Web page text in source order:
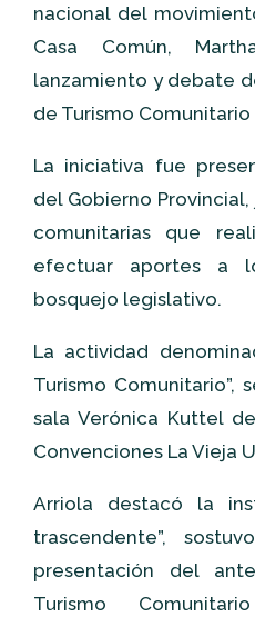
nacional del
Casa Común,
lanzamiento y debate
de Turismo Comunitario
La iniciativa fue
del Gobierno
comunitarias que
efectuar aportes a
bosquejo legislativo.
La actividad
Turismo
sala Verónica Kuttel
Convenciones La Vieja
Arriola destacó la
trascendente”,
presentación del
Turismo